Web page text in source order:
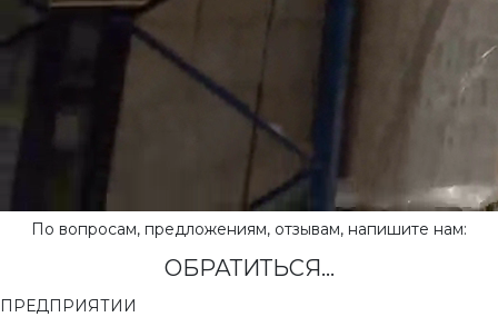
По вопросам, предложениям, отзывам, напишите нам:
ОБРАТИТЬСЯ...
ПРЕДПРИЯТИИ